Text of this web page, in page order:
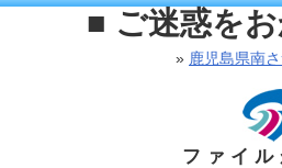
■ ご迷惑を
» 鹿児島県南
ファイ